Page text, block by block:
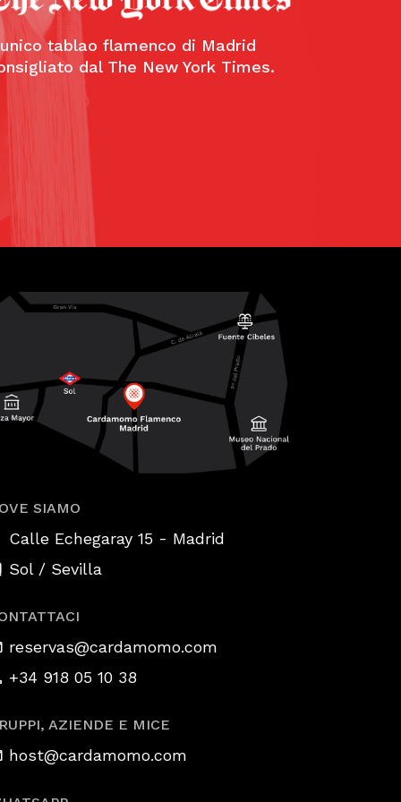
tablao flamenco di Madrid
dal The New York Times.
SIAMO
Calle Echegaray 15 - Madrid
Sol / Sevilla
reservas@cardamomo.com
+34 918 05 10 38
AZIENDE E MICE
host@cardamomo.com